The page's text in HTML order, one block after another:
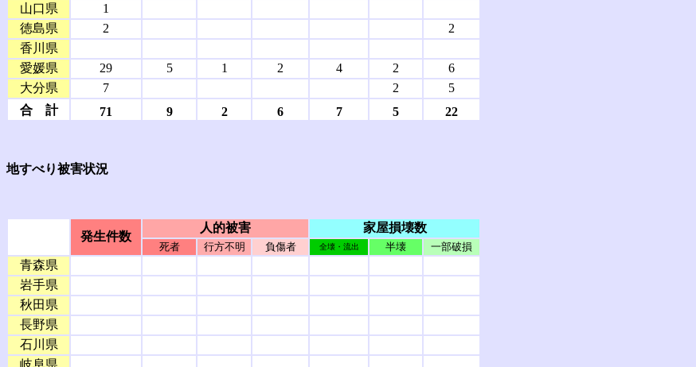
山口県
1
徳島県
2
2
香川県
愛媛県
29 5 1 2 4 2
6
大分県
7 2
5
合 計
71 9 2 6 7 5 22
地すべり被害状況
発生件数
人的被害 家屋損壊数
死者 行方不明 負傷者 全壊・流出 半壊 一部破損
青森県
岩手県
秋田県
長野県
石川県
岐阜県